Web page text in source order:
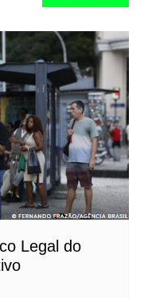
Legal do